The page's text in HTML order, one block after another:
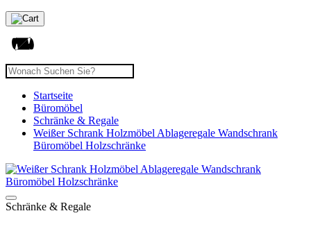
Startseite
Büromöbel
Schränke & Regale
Weißer Schrank Holzmöbel Ablageregale Wandschrank
Büromöbel Holzschränke
Schränke & Regale